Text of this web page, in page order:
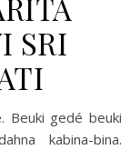
SRI
kabina-bina.